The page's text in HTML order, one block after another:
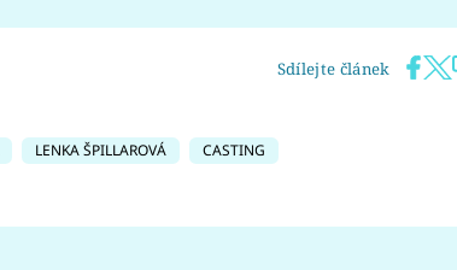
Sdílejte článek
LENKA ŠPILLAROVÁ CASTING